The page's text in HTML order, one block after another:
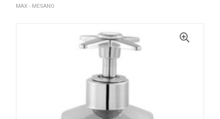
MAX - MESANO